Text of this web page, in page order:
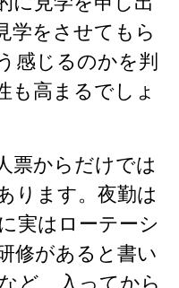
学をさせてもら
感じるのかを判
も高まるでしょ
票からだけでは
ります。夜勤は
実はローテーシ
修があると書い